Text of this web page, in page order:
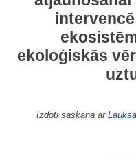
ekoloģiskās
Izdoti saskaņā ar